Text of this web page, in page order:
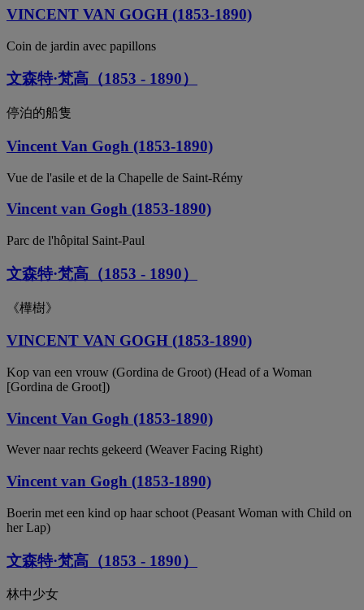
VINCENT VAN GOGH (1853-1890)
Coin de jardin avec papillons
文森特·梵高（1853 - 1890）
停泊的船隻
Vincent Van Gogh (1853-1890)
Vue de l'asile et de la Chapelle de Saint-Rémy
Vincent van Gogh (1853-1890)
Parc de l'hôpital Saint-Paul
文森特·梵高（1853 - 1890）
《樺樹》
VINCENT VAN GOGH (1853-1890)
Kop van een vrouw (Gordina de Groot) (Head of a Woman
[Gordina de Groot])
Vincent Van Gogh (1853-1890)
Wever naar rechts gekeerd (Weaver Facing Right)
Vincent van Gogh (1853-1890)
Boerin met een kind op haar schoot (Peasant Woman with Child on
her Lap)
文森特·梵高（1853 - 1890）
林中少女